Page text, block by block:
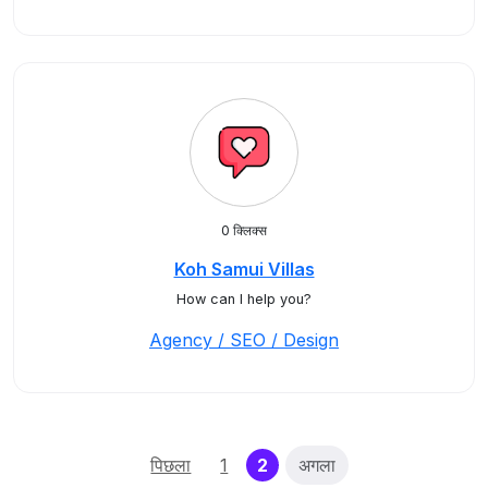
0 क्लिक्स
Koh Samui Villas
How can I help you?
Agency / SEO / Design
पिछला 1 2 (current)
अगला